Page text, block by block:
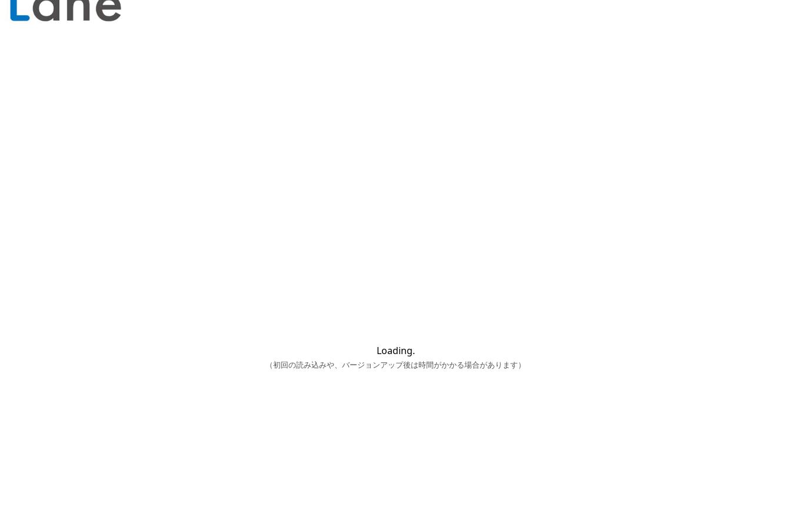
Loading.
（初回の読み込みや、バージョンアップ後は時間がかかる場合があります）